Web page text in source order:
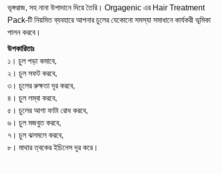
ভৃঙ্গরাজ, সহ নানা উপাদানে দিয়ে তৈরি। Orgagenic এর Hair Treatment
Pack-টি নিয়মিত ব্যবহারে আপনার চুলের যেকোনো সমস্যা সমাধানে কার্যকরী ভূমিকা
পালন করবে।
উপকারিতাঃ
১। চুল পড়া কমাবে,
২। চুল সফট করবে,
৩। চুলের রুক্ষতা দূর করবে,
৪। চুল লম্বা করবে,
৫। চুলের আগা ফাটা রোধ করবে,
৬। চুল মজবুত করবে,
৭। চুল ঝলমলে করবে,
৮। মাথার ত্বকের ইচিনেস দূর করে।